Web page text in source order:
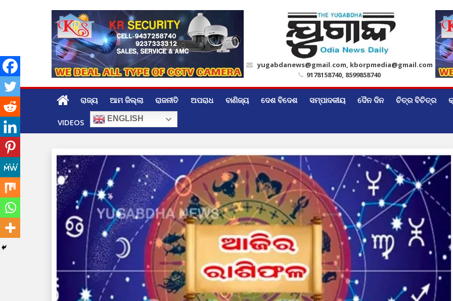
yugabdanews@gmail.com, kborpmedia@gmail.com
9178158740, 8599858740
ରାଜ୍ୟ ଆମ ଜିଲ୍ଲା ରାଜନୀତି ଅପରାଧ ବାଣିଜ୍ୟ ଦେଶ ବିଦେଶ ସମ୍ପାଦକୀୟ ଦୈନ ଦିନ ଚିତ୍ର ବିଚିତ୍ର
VIDEOS ENGLISH